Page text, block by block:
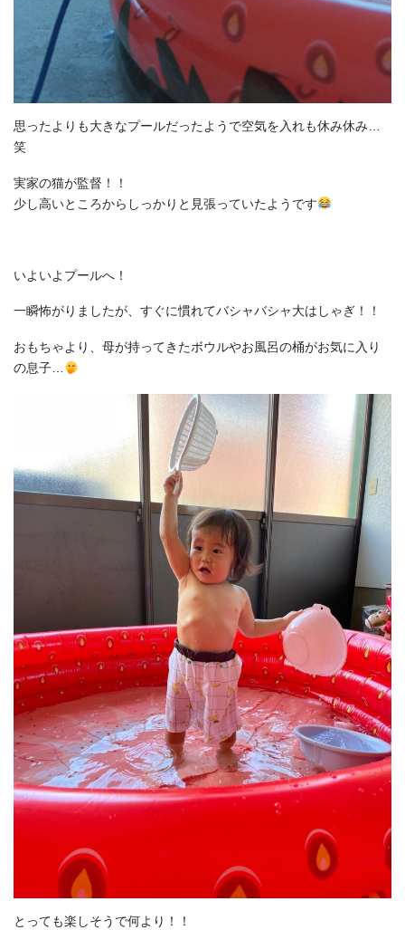
思ったよりも大きなプールだったようで空気を入れも休み休み…
笑
実家の猫が監督！！
少し高いところからしっかりと見張っていたようです
いよいよプールへ！
一瞬怖がりましたが、すぐに慣れてバシャバシャ大はしゃぎ！！
おもちゃより、母が持ってきたボウルやお風呂の桶がお気に入り
の息子…
とっても楽しそうで何より！！